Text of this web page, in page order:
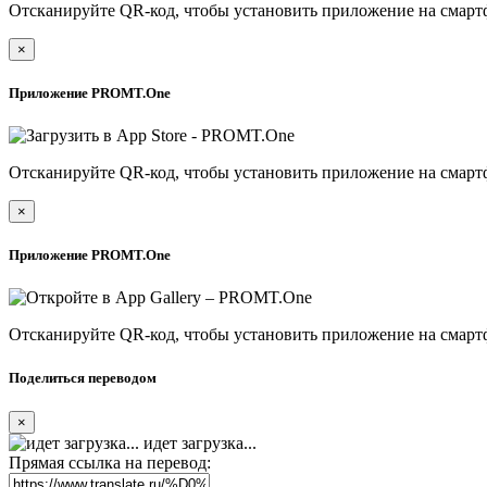
Отсканируйте QR-код, чтобы установить приложение на
×
Приложение PROMT.One
Отсканируйте QR-код, чтобы установить приложение на
×
Приложение PROMT.One
Отсканируйте QR-код, чтобы установить приложение на
Поделиться переводом
×
идет загрузка...
Прямая ссылка на перевод: